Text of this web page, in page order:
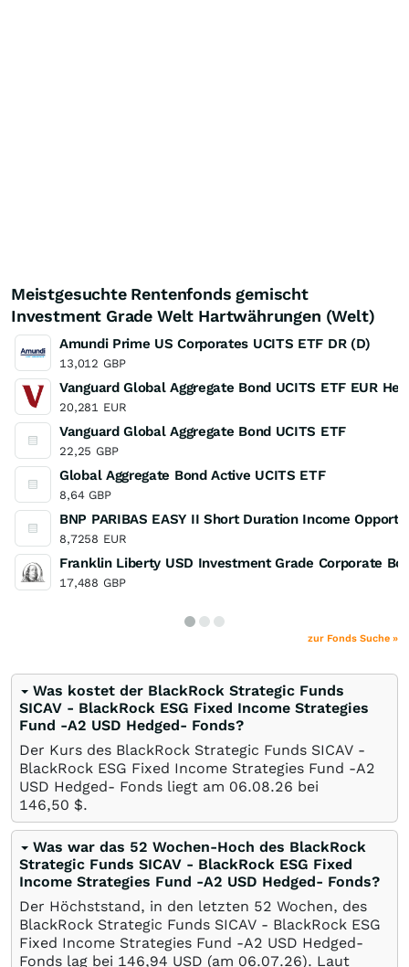
Meistgesuchte Rentenfonds gemischt
Investment Grade Welt Hartwährungen (Welt)
Amundi Prime US Corporates UCITS ETF DR (D)
13,012 GBP
Vanguard Global Aggregate Bond UCITS ETF EUR
20,281 EUR
Vanguard Global Aggregate Bond UCITS ETF
22,25 GBP
Global Aggregate Bond Active UCITS ETF
8,64 GBP
BNP PARIBAS EASY II Short Duration Income
8,7258 EUR
Franklin Liberty USD Investment Grade Corporate
17,488 GBP
zur Fonds Suche »
Was kostet der BlackRock Strategic Funds
SICAV - BlackRock ESG Fixed Income Strategies
Fund -A2 USD Hedged- Fonds?
Der Kurs des BlackRock Strategic Funds SICAV -
BlackRock ESG Fixed Income Strategies Fund -A2
USD Hedged- Fonds liegt am 06.08.26 bei
146,50 $.
Was war das 52 Wochen-Hoch des BlackRock
Strategic Funds SICAV - BlackRock ESG Fixed
Income Strategies Fund -A2 USD Hedged- Fonds?
Der Höchststand, in den letzten 52 Wochen, des
BlackRock Strategic Funds SICAV - BlackRock ESG
Fixed Income Strategies Fund -A2 USD Hedged-
Fonds lag bei 146,94 USD (am 06.07.26). Laut